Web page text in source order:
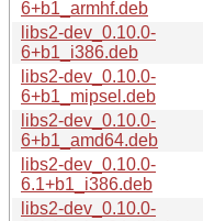
6+b1_armhf.deb
libs2-dev_0.10.0-
6+b1_i386.deb
libs2-dev_0.10.0-
6+b1_mipsel.deb
libs2-dev_0.10.0-
6+b1_amd64.deb
libs2-dev_0.10.0-
6.1+b1_i386.deb
libs2-dev_0.10.0-